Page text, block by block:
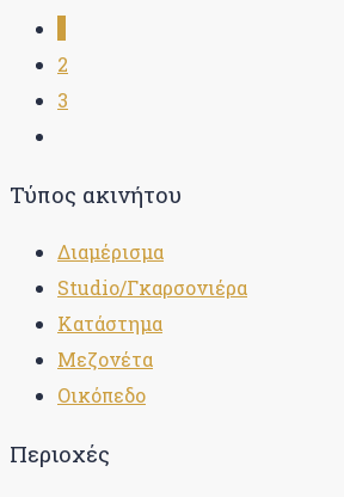
2
3
Τύπος ακινήτου
Διαμέρισμα
Studio/Γκαρσονιέρα
Κατάστημα
Μεζονέτα
Οικόπεδο
Περιοχές